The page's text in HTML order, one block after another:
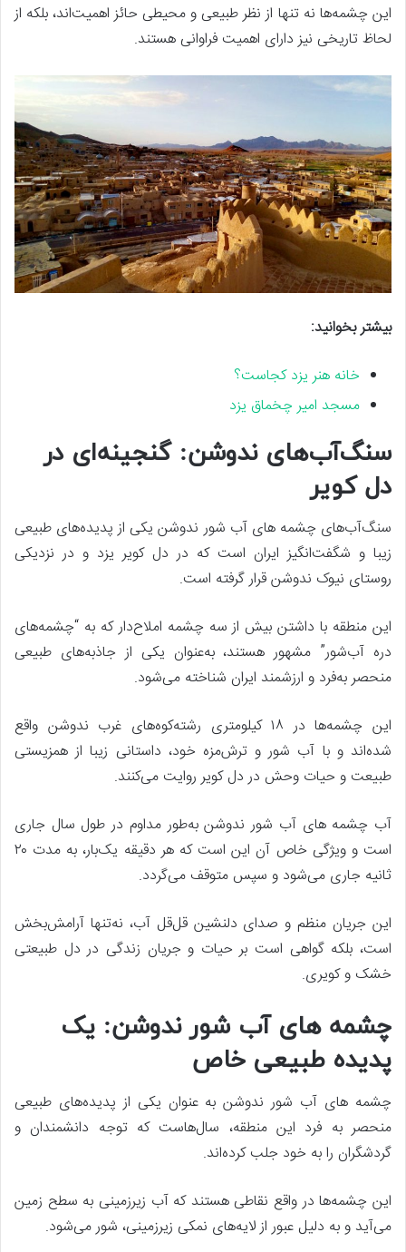
این چشمه‌ها نه تنها از نظر طبیعی و محیطی حائز اهمیت‌اند، بلکه از
لحاظ تاریخی نیز دارای اهمیت فراوانی هستند.
بیشتر بخوانید:
خانه هنر یزد کجاست؟
مسجد امیر چخماق یزد
سنگ‌آب‌های ندوشن: گنجینه‌ای در
دل کویر
سنگ‌آب‌های چشمه ‌های آب شور ندوشن یکی از پدیده‌های طبیعی
زیبا و شگفت‌انگیز ایران است که در دل کویر یزد و در نزدیکی
روستای نیوک ندوشن قرار گرفته است.
این منطقه با داشتن بیش از سه چشمه املاح‌دار که به “چشمه‌های
دره آب‌شور” مشهور هستند، به‌عنوان یکی از جاذبه‌های طبیعی
منحصر به‌فرد و ارزشمند ایران شناخته می‌شود.
این چشمه‌ها در ۱۸ کیلومتری رشته‌کوه‌های غرب ندوشن واقع
شده‌اند و با آب شور و ترش‌مزه خود، داستانی زیبا از همزیستی
طبیعت و حیات وحش در دل کویر روایت می‌کنند.
آب چشمه ‌های آب شور ندوشن به‌طور مداوم در طول سال جاری
است و ویژگی خاص آن این است که هر دقیقه یک‌بار، به مدت ۲۰
ثانیه جاری می‌شود و سپس متوقف می‌گردد.
این جریان منظم و صدای دلنشین قل‌قل آب، نه‌تنها آرامش‌بخش
است، بلکه گواهی است بر حیات و جریان زندگی در دل طبیعتی
خشک و کویری.
چشمه ‌های آب شور ندوشن: یک
پدیده طبیعی خاص
چشمه‌ های آب شور ندوشن به عنوان یکی از پدیده‌های طبیعی
منحصر به فرد این منطقه، سال‌هاست که توجه دانشمندان و
گردشگران را به خود جلب کرده‌اند.
این چشمه‌ها در واقع نقاطی هستند که آب زیرزمینی به سطح زمین
می‌آید و به دلیل عبور از لایه‌های نمکی زیرزمینی، شور می‌شود.